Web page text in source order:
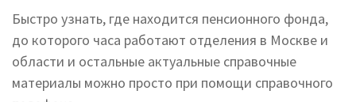
Быстро узнать, где находится пенсионного фонда,
до которого часа работают отделения в Москве и
области и остальные актуальные справочные
материалы можно просто при помощи справочного